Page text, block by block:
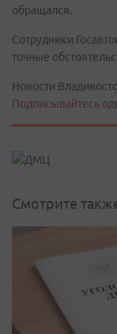
обращался.
Сотрудники
точные
Новости
Подписывайтесь
Смотрите